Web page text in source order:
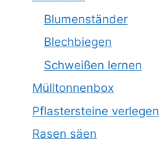
Blumenständer
Blechbiegen
Schweißen lernen
Mülltonnenbox
Pflastersteine verlegen
Rasen säen